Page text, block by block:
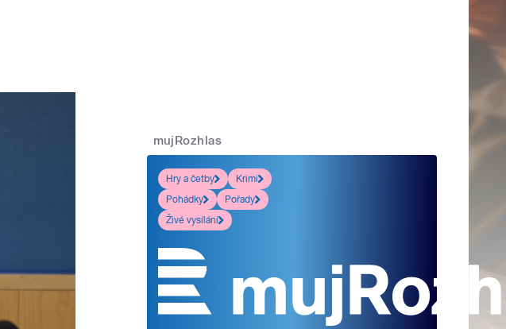
mujRozhlas
Hry a četby
Krimi
Pohádky
Pořady
Živé vysílání